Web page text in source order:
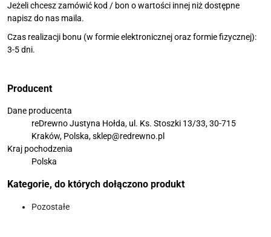
Jeżeli chcesz zamówić kod / bon o wartości innej niż dostępne
napisz do nas maila.
Czas realizacji bonu (w formie elektronicznej oraz formie fizycznej):
3-5 dni.
Producent
Dane producenta
reDrewno Justyna Hołda, ul. Ks. Stoszki 13/33, 30-715
Kraków, Polska, sklep@redrewno.pl
Kraj pochodzenia
Polska
Kategorie, do których dołączono produkt
Pozostałe